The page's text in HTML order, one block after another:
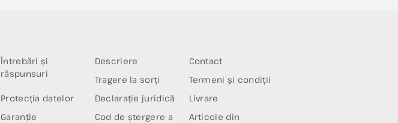
Întrebări și
răspunsuri
Descriere
Contact
Tragere la sorți
Termeni și condiții
Protecția datelor
Declarație juridică
Livrare
Garanție
Cod de ștergere a
Articole din